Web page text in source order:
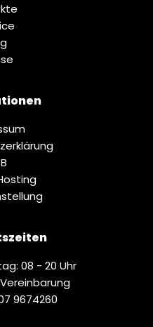
08 - 20 Uhr
9674260